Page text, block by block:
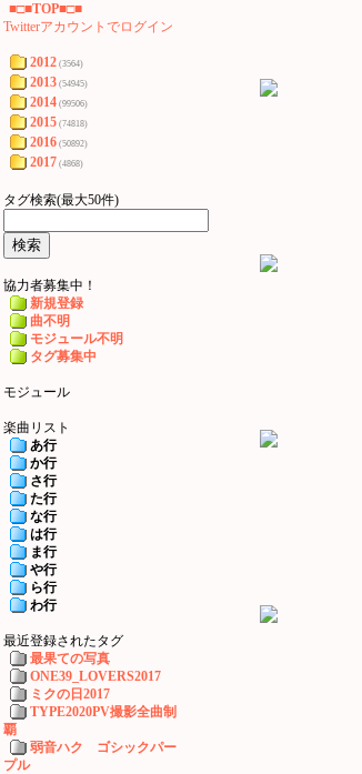
■□■TOP■□■
Twitterアカウントでログイン
2012 (3564)
2013 (54945)
2014 (99506)
2015 (74818)
2016 (50892)
2017 (4868)
タグ検索(最大50件)
協力者募集中！
新規登録
曲不明
モジュール不明
タグ募集中
モジュール
楽曲リスト
あ行
か行
さ行
た行
な行
は行
ま行
や行
ら行
わ行
最近登録されたタグ
最果ての写真
ONE39_LOVERS2017
ミクの日2017
TYPE2020PV撮影全曲制
覇
弱音ハク ゴシックパー
プル